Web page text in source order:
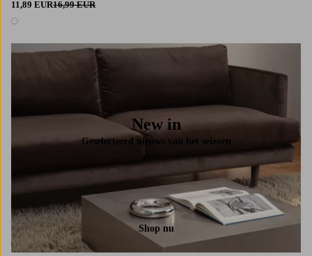
11,89 EUR16,99 EUR
1 kleur
New in
Geselecteerd nieuws van het seizoen
Shop nu